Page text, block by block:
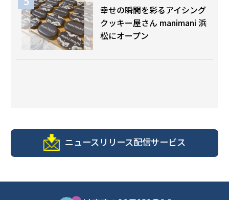
幸せの瞬間を彩るアイシング
クッキー屋さん manimani 浜
松にオープン
ニュースリリース配信サービス